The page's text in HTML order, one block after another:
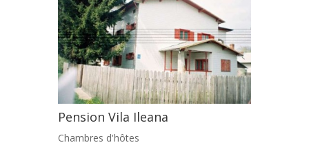
Pension Vila Ileana
Chambres d'hôtes